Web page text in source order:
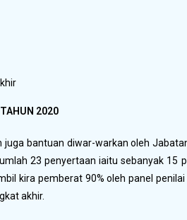
2020
bantuan diwar-warkan oleh
23 penyertaan iaitu sebanyak 15
kira pemberat 90% oleh panel
akhir.